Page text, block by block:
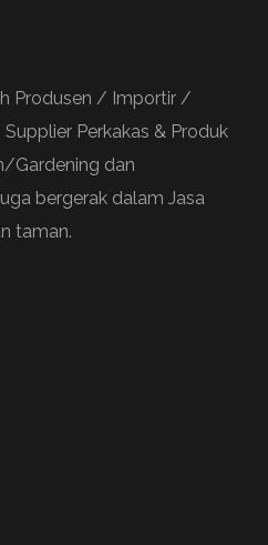
Produsen / Importir /
Perkakas & Produk
Gardening dan
bergerak dalam Jasa
taman.